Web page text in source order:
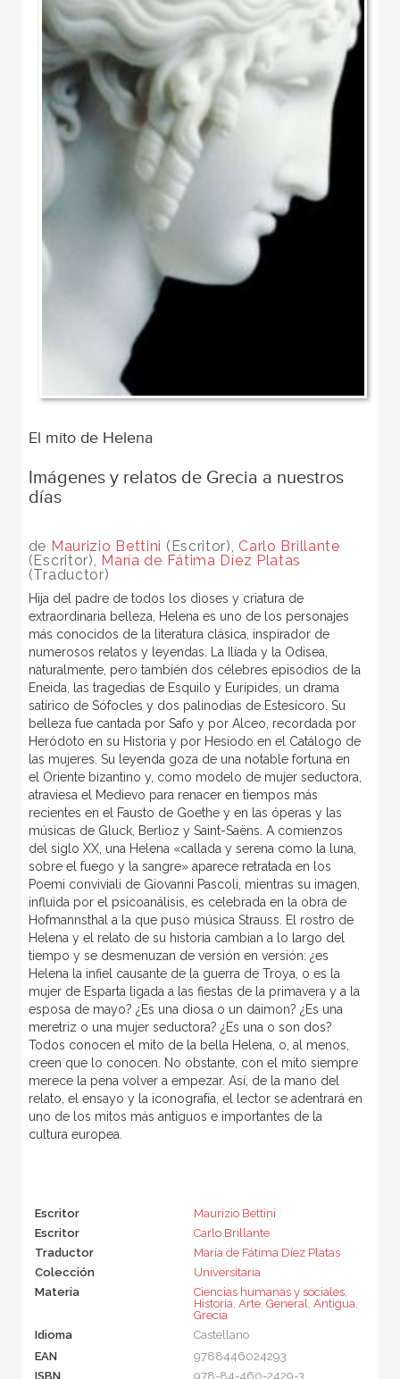
El mito de Helena
Imágenes y relatos de Grecia a nuestros
días
de Maurizio Bettini (Escritor), Carlo Brillante
(Escritor), María de Fátima Díez Platas
(Traductor)
Hija del padre de todos los dioses y criatura de
extraordinaria belleza, Helena es uno de los personajes
más conocidos de la literatura clásica, inspirador de
numerosos relatos y leyendas. La Ilíada y la Odisea,
naturalmente, pero también dos célebres episodios de la
Eneida, las tragedias de Esquilo y Eurípides, un drama
satírico de Sófocles y dos palinodias de Estesícoro. Su
belleza fue cantada por Safo y por Alceo, recordada por
Heródoto en su Historia y por Hesíodo en el Catálogo de
las mujeres. Su leyenda goza de una notable fortuna en
el Oriente bizantino y, como modelo de mujer seductora,
atraviesa el Medievo para renacer en tiempos más
recientes en el Fausto de Goethe y en las óperas y las
músicas de Gluck, Berlioz y Saint-Saëns. A comienzos
del siglo XX, una Helena «callada y serena como la luna,
sobre el fuego y la sangre» aparece retratada en los
Poemi conviviali de Giovanni Pascoli, mientras su imagen,
influida por el psicoanálisis, es celebrada en la obra de
Hofmannsthal a la que puso música Strauss. El rostro de
Helena y el relato de su historia cambian a lo largo del
tiempo y se desmenuzan de versión en versión: ¿es
Helena la infiel causante de la guerra de Troya, o es la
mujer de Esparta ligada a las fiestas de la primavera y a la
esposa de mayo? ¿Es una diosa o un daimon? ¿Es una
meretriz o una mujer seductora? ¿Es una o son dos?
Todos conocen el mito de la bella Helena, o, al menos,
creen que lo conocen. No obstante, con el mito siempre
merece la pena volver a empezar. Así, de la mano del
relato, el ensayo y la iconografía, el lector se adentrará en
uno de los mitos más antiguos e importantes de la
cultura europea.
Escritor
Maurizio Bettini
Escritor
Carlo Brillante
Traductor
María de Fátima Díez Platas
Colección
Universitaria
Materia
Ciencias humanas y sociales,
Historia, Arte, General, Antigua,
Grecia
Idioma
Castellano
EAN
9788446024293
ISBN
978-84-460-2429-3